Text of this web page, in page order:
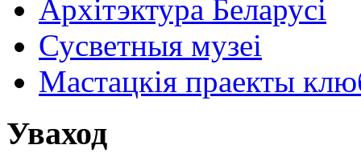
Архітэктура Беларусі
Сусветныя музеі
Мастацкія праекты
Уваход